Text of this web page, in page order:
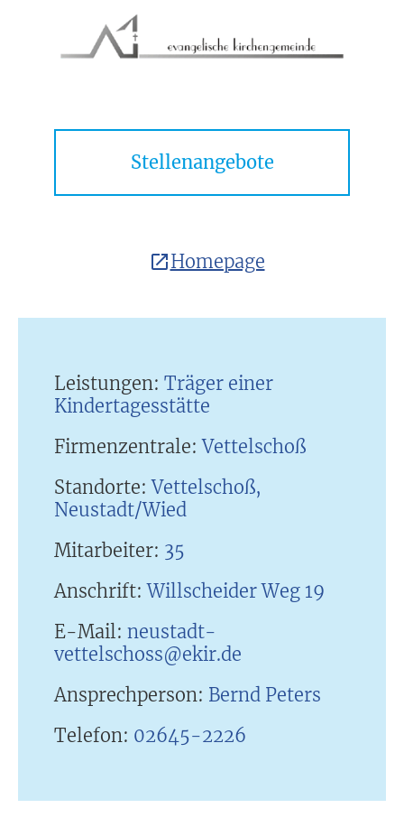
Stellenangebote
Homepage
Leistungen: Träger einer
Kindertagesstätte
Firmenzentrale:Vettelschoß
Standorte:Vettelschoß,
Neustadt/Wied
Mitarbeiter: 35
Anschrift:Willscheider Weg 19
E-Mail: neustadt-
vettelschoss@ekir.de
Ansprechperson: Bernd Peters
Telefon: 02645-2226